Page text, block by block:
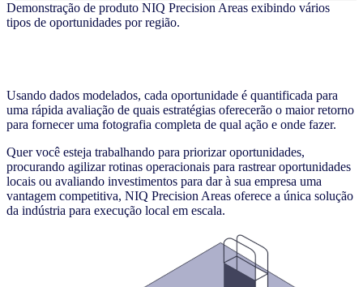
Demonstração de produto NIQ Precision Areas exibindo vários
tipos de oportunidades por região.
Usando dados modelados, cada oportunidade é quantificada para
uma rápida avaliação de quais estratégias oferecerão o maior retorno
para fornecer uma fotografia completa de qual ação e onde fazer.
Quer você esteja trabalhando para priorizar oportunidades,
procurando agilizar rotinas operacionais para rastrear oportunidades
locais ou avaliando investimentos para dar à sua empresa uma
vantagem competitiva, NIQ Precision Areas oferece a única solução
da indústria para execução local em escala.